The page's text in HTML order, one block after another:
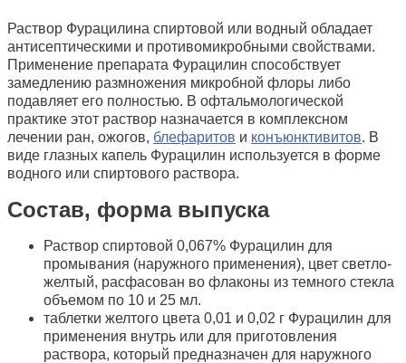
Раствор Фурацилина спиртовой или водный обладает
антисептическими и противомикробными свойствами.
Применение препарата Фурацилин способствует
замедлению размножения микробной флоры либо
подавляет его полностью. В офтальмологической
практике этот раствор назначается в комплексном
лечении ран, ожогов, блефаритов и конъюнктивитов. В
виде глазных капель Фурацилин используется в форме
водного или спиртового раствора.
Состав, форма выпуска
Раствор спиртовой 0,067% Фурацилин для
промывания (наружного применения), цвет светло-
желтый, расфасован во флаконы из темного стекла
объемом по 10 и 25 мл.
таблетки желтого цвета 0,01 и 0,02 г Фурацилин для
применения внутрь или для приготовления
раствора, который предназначен для наружного